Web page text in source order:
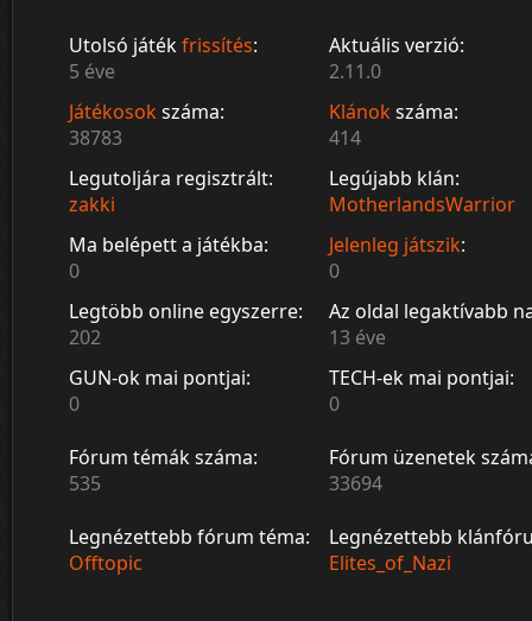
Utolsó játékfrissítés:
5 éve
Aktuális verzió:
2.11.0
Játékosokszáma:
38783
Klánokszáma:
414
Legutoljára regisztrált:
zakki
Legújabb klán:
MotherlandsWarrior
Ma belépett a játékba:
0
Jelenleg játszik:
0
Legtöbb online egyszerre:
202
Az oldal legaktívabb
13 éve
GUN-ok mai pontjai:
0
TECH-ek mai pontjai:
0
Fórum témák száma:
535
Fórum üzenetek
33694
Legnézettebb fórum téma:
Offtopic
Legnézettebb
Elites_of_Nazi